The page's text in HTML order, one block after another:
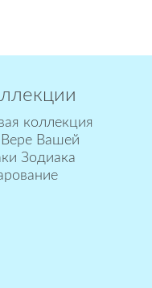
коллекция
Вере Вашей
Зодиака